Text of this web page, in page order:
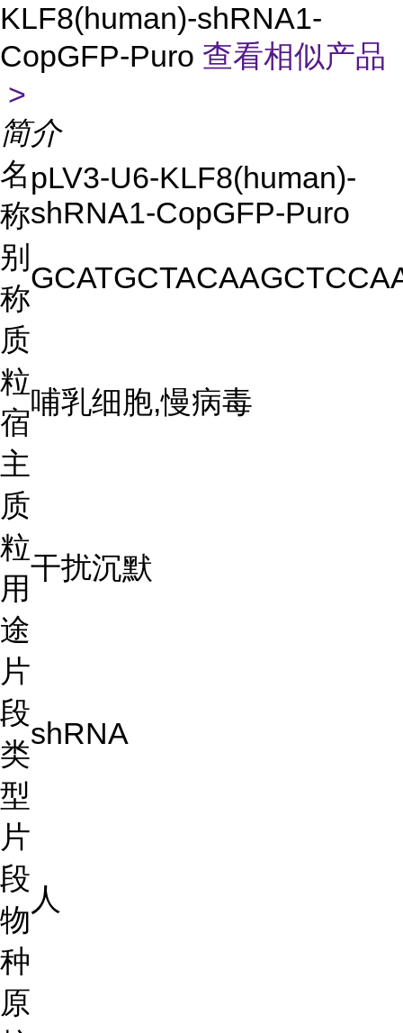
KLF8(human)-shRNA1-
CopGFP-Puro 查看相似产品
>
简介
名
称
pLV3-U6-KLF8(human)-
shRNA1-CopGFP-Puro
别
称
质
粒
宿
主
哺乳细胞,慢病毒
质
粒
用
途
干扰沉默
片
段
类
型
shRNA
片
段
物
种
人
原